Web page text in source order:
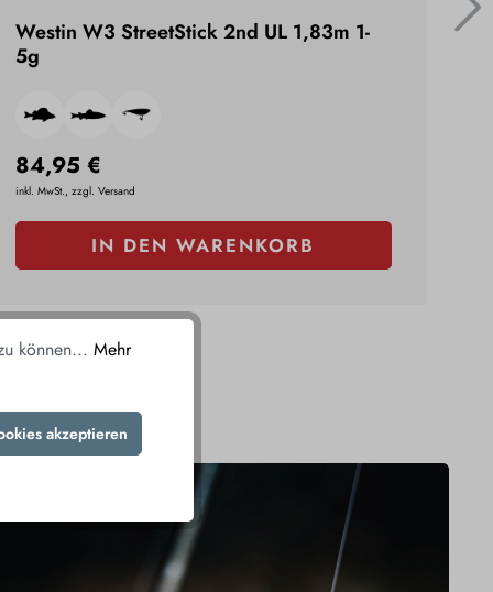
Westin W3 StreetStick 2nd UL 1,83m 1-
5g
84,95 €
inkl. MwSt., zzgl. Versand
IN DEN WARENKORB
können... Mehr
akzeptieren